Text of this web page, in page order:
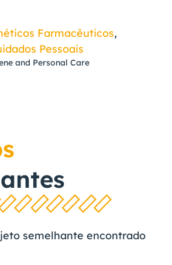
Farmacêuticos,
Pessoais
and Personal Care
semelhante encontrado